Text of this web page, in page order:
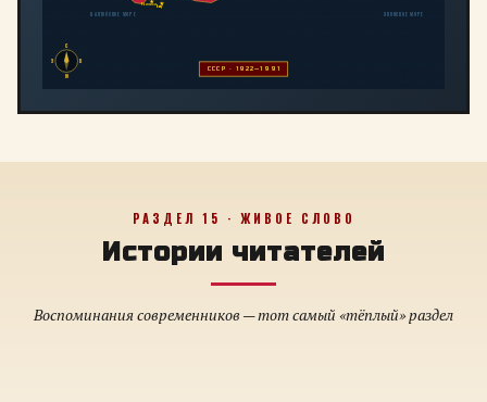
ТбилисиБаку
С
Ю
З
В
СССР · 1922—1991
БАЛТИЙСКОЕ МОРЕ ЯПОНСКОЕ МОРЕ
РАЗДЕЛ 15 · ЖИВОЕ СЛОВО
Истории читателей
Воспоминания современников — тот самый «тёплый» раздел